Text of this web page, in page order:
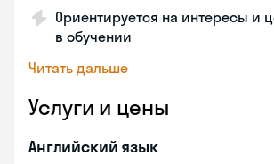
Ориентируется на интересы и
в обучении
Читать дальше
Услуги и цены
Английский язык